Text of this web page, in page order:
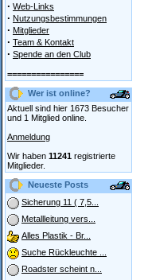
· Web-Links
· Nutzungsbestimmungen
· Mitglieder
· Team & Kontakt
· Spende an den Club
================
Wer ist online?
Aktuell sind hier 1673 Besucher
und 1 Mitglied online.
Anmeldung
Wir haben 11241 registrierte
Mitglieder.
Neueste Posts
Sicherung 11 ( 7,5...
Metallleitung vers...
Alles Plastik - Br...
Suche Rückleuchte ...
Roadster scheint n...